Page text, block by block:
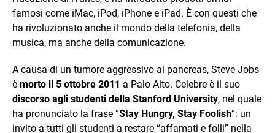
famosi come iMac, iPod, iPhone e iPad. È con questi che
ha rivoluzionato anche il mondo della telefonia, della
musica, ma anche della comunicazione.
A causa di un tumore aggressivo al pancreas, Steve Jobs
è morto il 5 ottobre 2011 a Palo Alto. Celebre è il suo
discorso agli studenti della Stanford University, nel quale
ha pronunciato la frase “Stay Hungry, Stay Foolish“: un
invito a tutti gli studenti a restare “affamati e folli” nella